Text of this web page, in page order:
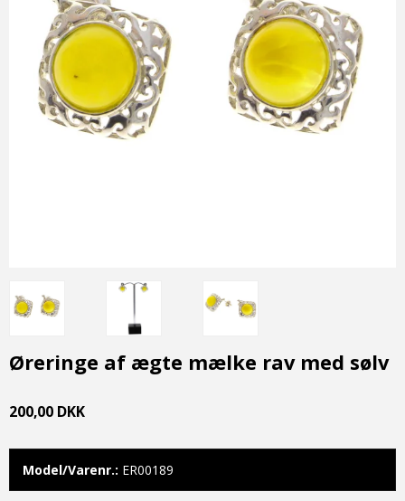
Øreringe af ægte mælke rav med sølv
200,00 DKK
Model/Varenr.: ER00189